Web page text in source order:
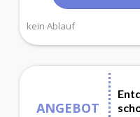
kein Ablauf
ANGEBOT